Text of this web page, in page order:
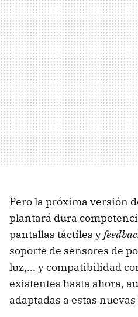
Pero la próxima versión
plantará dura
pantallas táctiles y
soporte de sensores de
luz,... y compatibilidad
existentes hasta ahora,
adaptadas a estas